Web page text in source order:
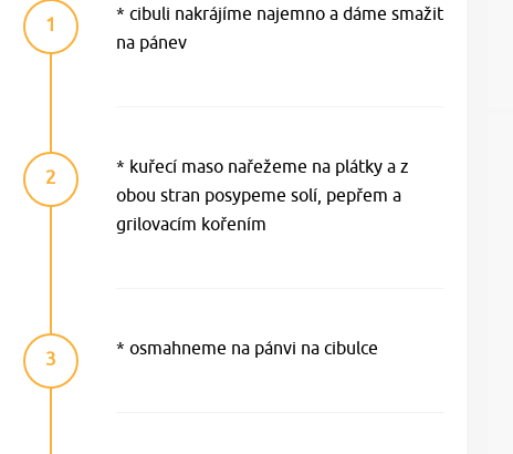
1
* cibuli nakrájíme najemno a dáme smažit
na pánev
2
* kuřecí maso nařežeme na plátky a z
obou stran posypeme solí, pepřem a
grilovacím kořením
3 * osmahneme na pánvi na cibulce